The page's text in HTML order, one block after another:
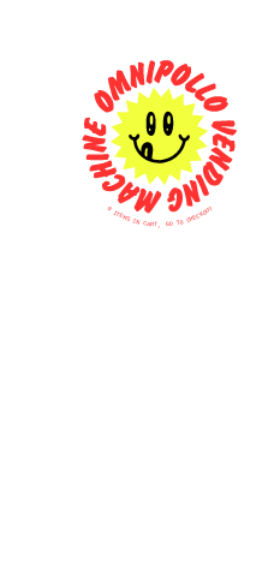
0
ITEMS IN CAR T GO TO CHECKOUT